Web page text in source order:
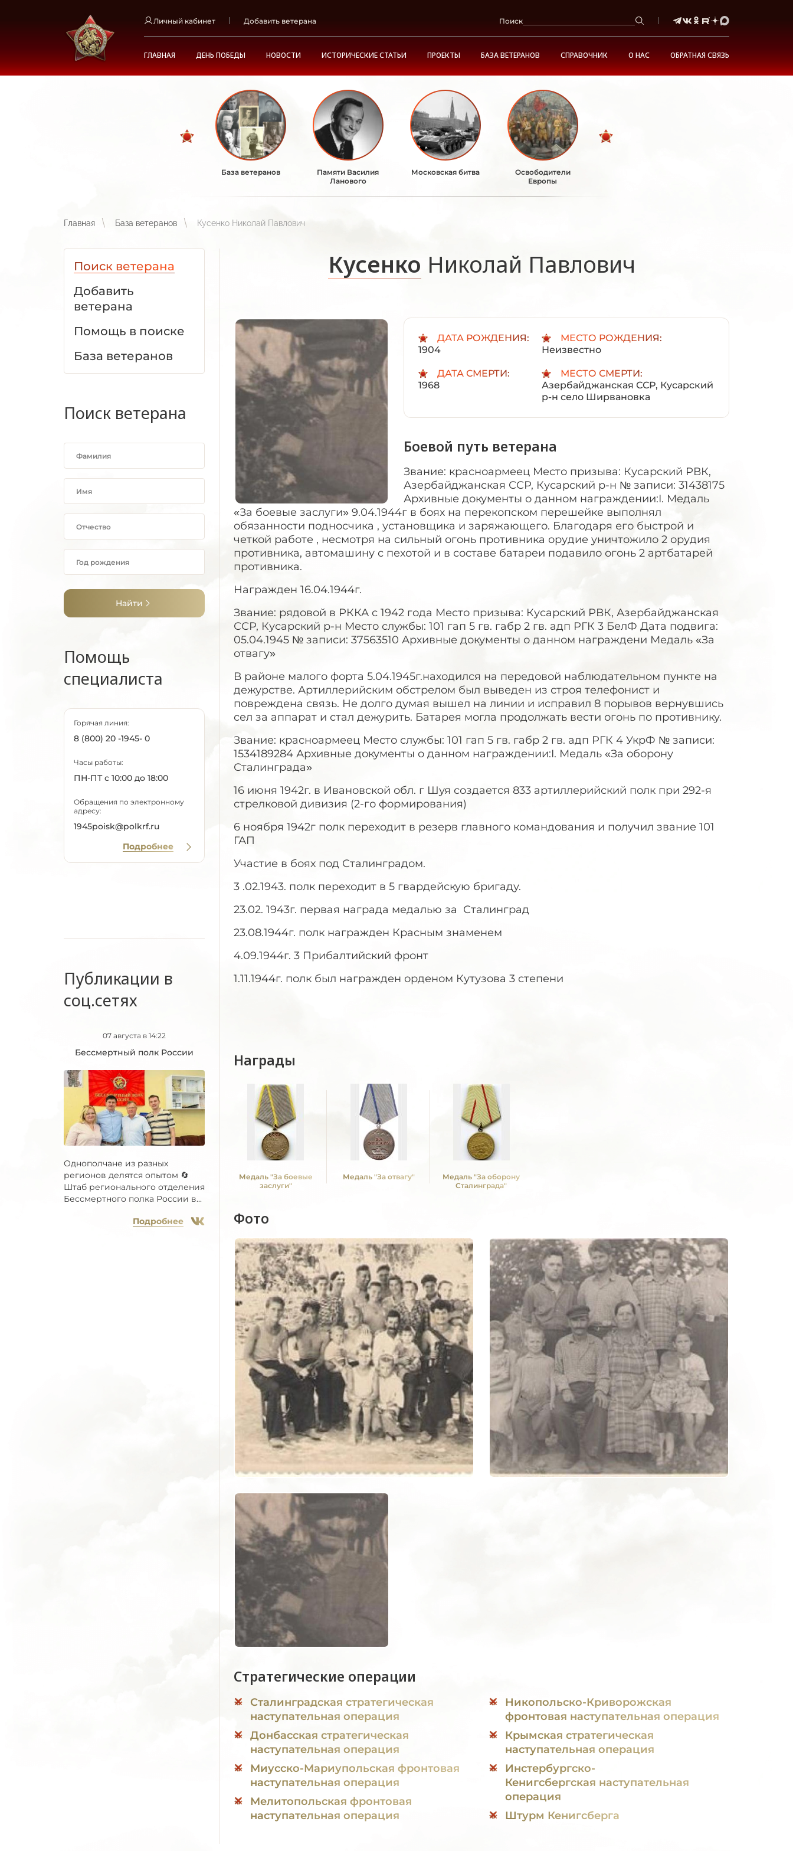
Личный кабинет Добавить ветерана Поиск
ГЛАВНАЯ ДЕНЬ ПОБЕДЫ НОВОСТИ ИСТОРИЧЕСКИЕ СТАТЬИ ПРОЕКТЫ БАЗА ВЕТЕРАНОВ СПРАВОЧНИК О НАС ОБРАТНАЯ СВЯЗЬ
База ветеранов
Памяти Василия
Ланового
Московская битва
Освободители
Европы
Главная База ветеранов Кусенко Николай Павлович
Поиск ветерана
Добавить
ветерана
Помощь в поиске
База ветеранов
Поиск ветерана
Найти
Помощь
специалиста
Горячая линия:
8 (800) 20 -1945- 0
Часы работы:
ПН-ПТ с 10:00 до 18:00
Обращения по электронному
адресу:
1945poisk@polkrf.ru
Подробнее
Публикации в
соц.сетях
07 августа в 14:22
Бессмертный полк России
Однополчане из разных
регионов делятся опытом 🔄
Штаб регионального отделения
Бессмертного полка России в...
Подробнее
Кусенко Николай Павлович
ДАТА РОЖДЕНИЯ:
1904
МЕСТО РОЖДЕНИЯ:
Неизвестно
ДАТА СМЕРТИ:
1968
МЕСТО СМЕРТИ:
Азербайджанская ССР, Кусарский
р-н село Ширвановка
Боевой путь ветерана
Звание: красноармеец Место призыва: Кусарский РВК,
Азербайджанская ССР, Кусарский р-н № записи: 31438175
Архивные документы о данном награждении:I. Медаль
«За боевые заслуги» 9.04.1944г в боях на перекопском перешейке выполнял
обязанности подносчика , установщика и заряжающего. Благодаря его быстрой и
четкой работе , несмотря на сильный огонь противника орудие уничтожило 2 орудия
противника, автомашину с пехотой и в составе батареи подавило огонь 2 артбатарей
противника.
Награжден 16.04.1944г.
Звание: рядовой в РККА с 1942 года Место призыва: Кусарский РВК, Азербайджанская
ССР, Кусарский р-н Место службы: 101 гап 5 гв. габр 2 гв. адп РГК 3 БелФ Дата подвига:
05.04.1945 № записи: 37563510 Архивные документы о данном награждени Медаль «За
отвагу»
В районе малого форта 5.04.1945г.находился на передовой наблюдательном пункте на
дежурстве. Артиллерийским обстрелом был выведен из строя телефонист и
повреждена связь. Не долго думая вышел на линии и исправил 8 порывов вернувшись
сел за аппарат и стал дежурить. Батарея могла продолжать вести огонь по противнику.
Звание: красноармеец Место службы: 101 гап 5 гв. габр 2 гв. адп РГК 4 УкрФ № записи:
1534189284 Архивные документы о данном награждении:I. Медаль «За оборону
Сталинграда»
16 июня 1942г. в Ивановской обл. г Шуя создается 833 артиллерийский полк при 292-я
стрелковой дивизия (2-го формирования)
6 ноября 1942г полк переходит в резерв главного командования и получил звание 101
ГАП
Участие в боях под Сталинградом.
3 .02.1943. полк переходит в 5 гвардейскую бригаду.
23.02. 1943г. первая награда медалью за Сталинград
23.08.1944г. полк награжден Красным знаменем
4.09.1944г. 3 Прибалтийский фронт
1.11.1944г. полк был награжден орденом Кутузова 3 степени
Награды
Медаль "За боевые
заслуги"
Медаль "За отвагу"
Медаль "За оборону
Сталинграда"
Фото
Стратегические операции
Сталинградская стратегическая
наступательная операция
Донбасская стратегическая
наступательная операция
Миусско-Мариупольская фронтовая
наступательная операция
Мелитопольская фронтовая
наступательная операция
Никопольско-Криворожская
фронтовая наступательная операция
Крымская стратегическая
наступательная операция
Инстербургско-
Кенигсбергская наступательная
операция
Штурм Кенигсберга